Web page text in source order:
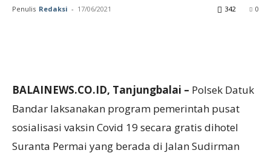
Penulis Redaksi - 17/06/2021 0
342
BALAINEWS.CO.ID, Tanjungbalai – Polsek Datuk
Bandar laksanakan program pemerintah pusat
sosialisasi vaksin Covid 19 secara gratis dihotel
Suranta Permai yang berada di Jalan Sudirman